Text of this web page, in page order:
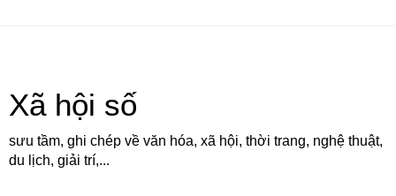
Xã hội số
sưu tầm, ghi chép về văn hóa, xã hội, thời trang, nghệ thuật,
du lịch, giải trí,...